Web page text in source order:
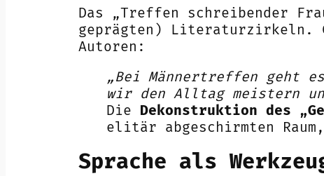
Das „Treffen schreibender
geprägten) Literaturzirkeln.
Autoren:
„Bei Männertreffen geht
wir den Alltag meistern
Die Dekonstruktion des
elitär abgeschirmten
Sprache als